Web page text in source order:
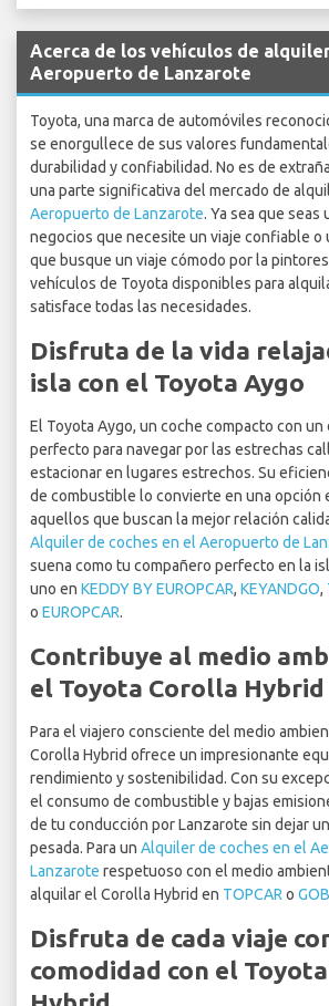
Acerca de los vehículos de
Aeropuerto de Lanzarote
Toyota, una marca de automóviles
se enorgullece de sus valores
durabilidad y confiabilidad. No es de
una parte significativa del mercado de
Aeropuerto de Lanzarote. Ya sea que seas
negocios que necesite un viaje confiable o
que busque un viaje cómodo por la
vehículos de Toyota disponibles para
satisface todas las necesidades.
Disfruta de la vida
isla con el Toyota Aygo
El Toyota Aygo, un coche compacto con
perfecto para navegar por las estrechas
estacionar en lugares estrechos. Su
de combustible lo convierte en una opción
aquellos que buscan la mejor relación
Alquiler de coches en el Aeropuerto de
suena como tu compañero perfecto en la
uno en KEDDY BY EUROPCAR, KEYANDGO,
o EUROPCAR.
Contribuye al medio
el Toyota Corolla Hybrid
Para el viajero consciente del medio
Corolla Hybrid ofrece un impresionante
rendimiento y sostenibilidad. Con su
el consumo de combustible y bajas
de tu conducción por Lanzarote sin dejar
pesada. Para un Alquiler de coches en el
Lanzarote respetuoso con el medio
alquilar el Corolla Hybrid en TOPCAR o
Disfruta de cada viaje
comodidad con el